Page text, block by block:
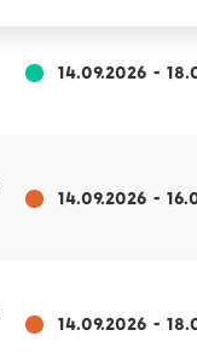
14.09.2026 -
14.09.2026 -
14.09.2026 -